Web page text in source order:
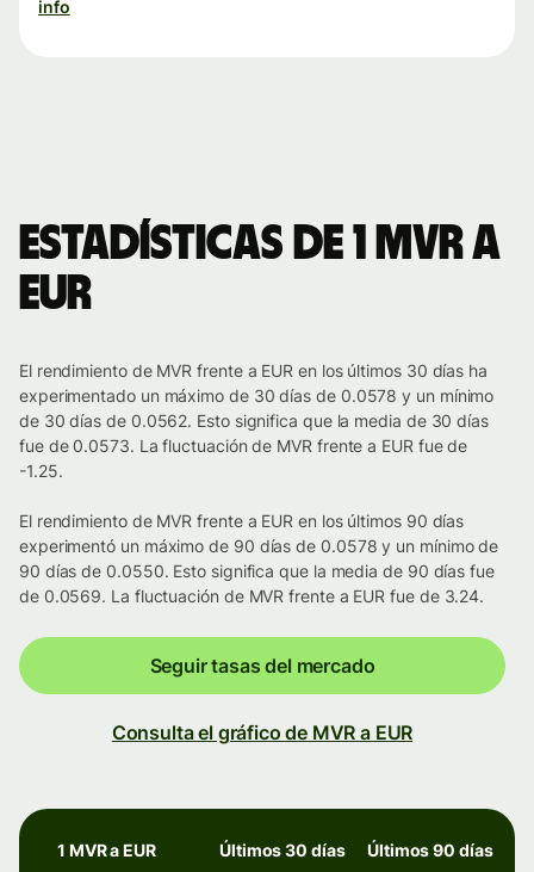
info
Estadísticas de 1 MVR a
EUR
El rendimiento de MVR frente a EUR en los últimos 30 días ha
experimentado un máximo de 30 días de 0.0578 y un mínimo
de 30 días de 0.0562. Esto significa que la media de 30 días
fue de 0.0573. La fluctuación de MVR frente a EUR fue de
-1.25.
El rendimiento de MVR frente a EUR en los últimos 90 días
experimentó un máximo de 90 días de 0.0578 y un mínimo de
90 días de 0.0550. Esto significa que la media de 90 días fue
de 0.0569. La fluctuación de MVR frente a EUR fue de 3.24.
Seguir tasas del mercado
Consulta el gráfico de MVR a EUR
1 MVR a EUR Últimos 30 días Últimos 90 días